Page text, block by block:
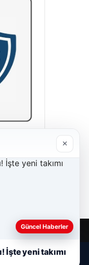
×
Güncel Haberler
İşte yeni takımı